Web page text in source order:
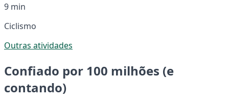
9 min
Ciclismo
Outras atividades
Confiado por 100 milhões (e
contando)